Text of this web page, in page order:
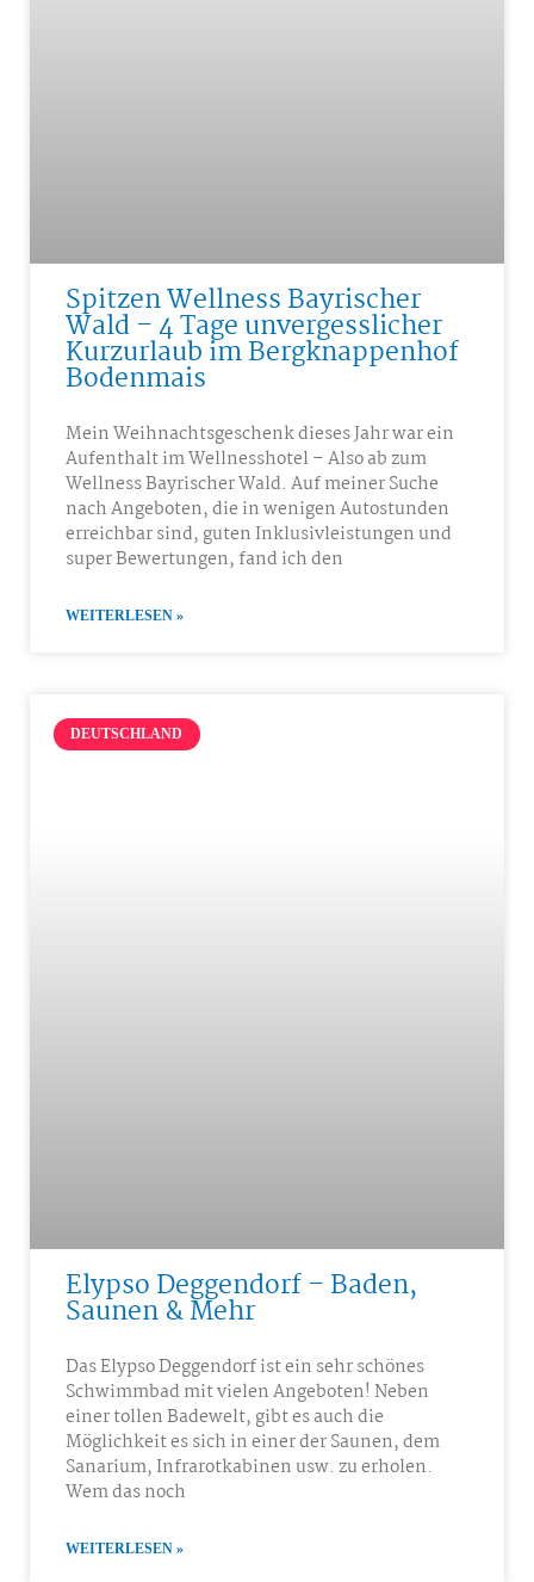
Spitzen Wellness Bayrischer
Wald – 4 Tage unvergesslicher
Kurzurlaub im Bergknappenhof
Bodenmais
Mein Weihnachtsgeschenk dieses Jahr war ein
Aufenthalt im Wellnesshotel – Also ab zum
Wellness Bayrischer Wald. Auf meiner Suche
nach Angeboten, die in wenigen Autostunden
erreichbar sind, guten Inklusivleistungen und
super Bewertungen, fand ich den
WEITERLESEN »
DEUTSCHLAND
Elypso Deggendorf – Baden,
Saunen & Mehr
Das Elypso Deggendorf ist ein sehr schönes
Schwimmbad mit vielen Angeboten! Neben
einer tollen Badewelt, gibt es auch die
Möglichkeit es sich in einer der Saunen, dem
Sanarium, Infrarotkabinen usw. zu erholen.
Wem das noch
WEITERLESEN »